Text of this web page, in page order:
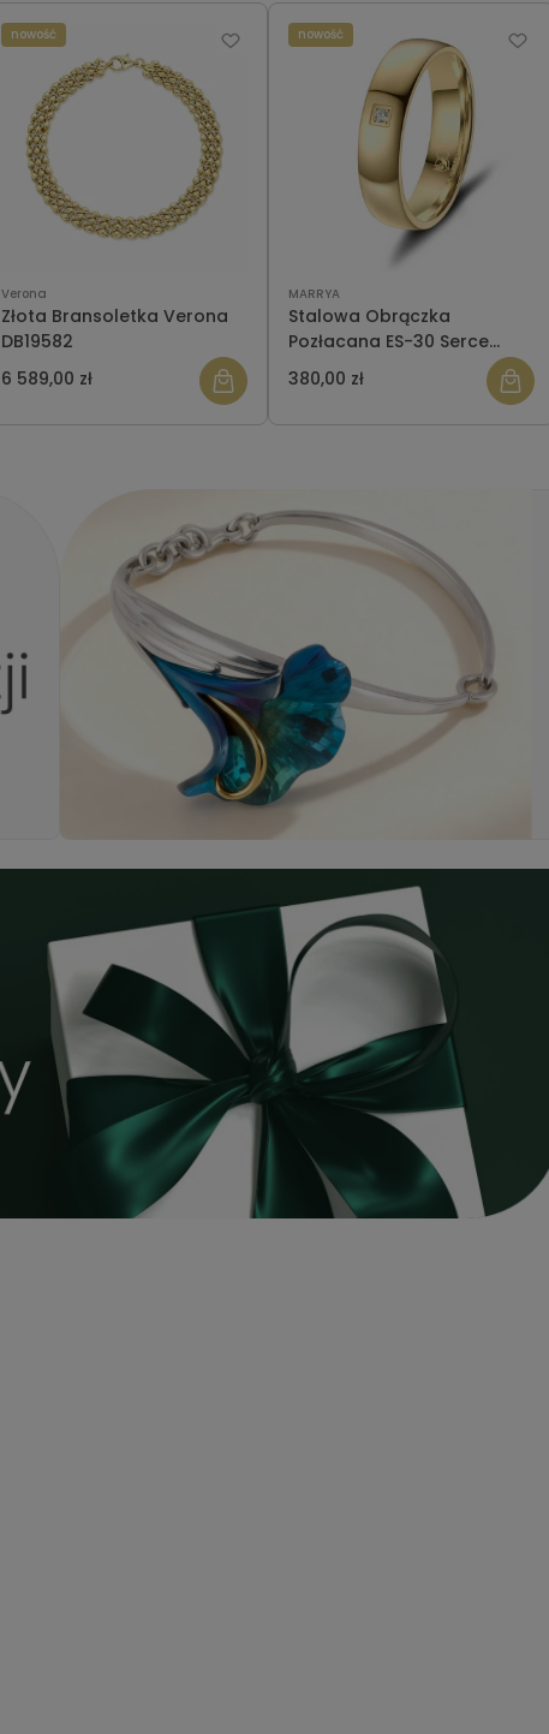
Verona
Złota Bransoletka Verona
DB19582
6 589,00 zł
nowość
MARRYA
Stalowa Obrączka
Pozłacana ES-30 Serce
damska
380,00 zł
nowość